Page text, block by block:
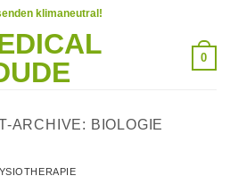
klimaneutral!
0
ARCHIVE: BIOLOGIE